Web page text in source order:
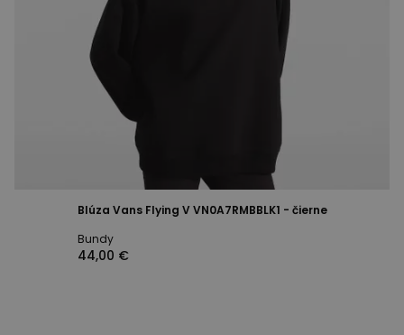
Blúza Vans Flying V VN0A7RMBBLK1 - čierne
Bundy
44,00 €